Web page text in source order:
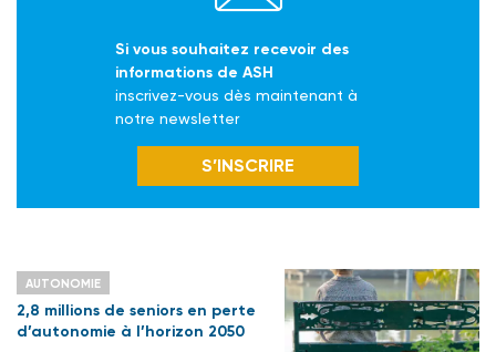
Si vous souhaitez recevoir des
informations de ASH
inscrivez-vous dès maintenant à
notre newsletter
S’INSCRIRE
AUTONOMIE
2,8 millions de seniors en perte
d’autonomie à l’horizon 2050